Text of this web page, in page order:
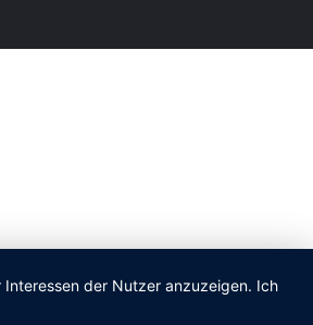
der Nutzer anzuzeigen. Ich